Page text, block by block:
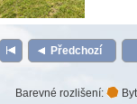
Předchozí
Barevné rozlišení: